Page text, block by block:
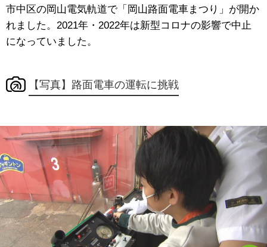
市中区の岡山電気軌道で「岡山路面電車まつり」が開か
れました。2021年・2022年は新型コロナの影響で中止
になっていました。
【写真】路面電車の運転に挑戦